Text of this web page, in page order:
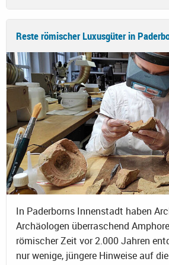
Reste römischer Luxusgüter in
In Paderborns Innenstadt haben
Archäologen überraschend
römischer Zeit vor 2.000 Jahren
nur wenige, jüngere Hinweise auf